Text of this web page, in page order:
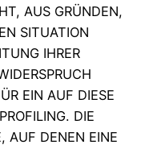
AUS GRÜNDEN,
SITUATION
IHRER
EIN AUF DIESE
DIE
AUF DENEN EINE